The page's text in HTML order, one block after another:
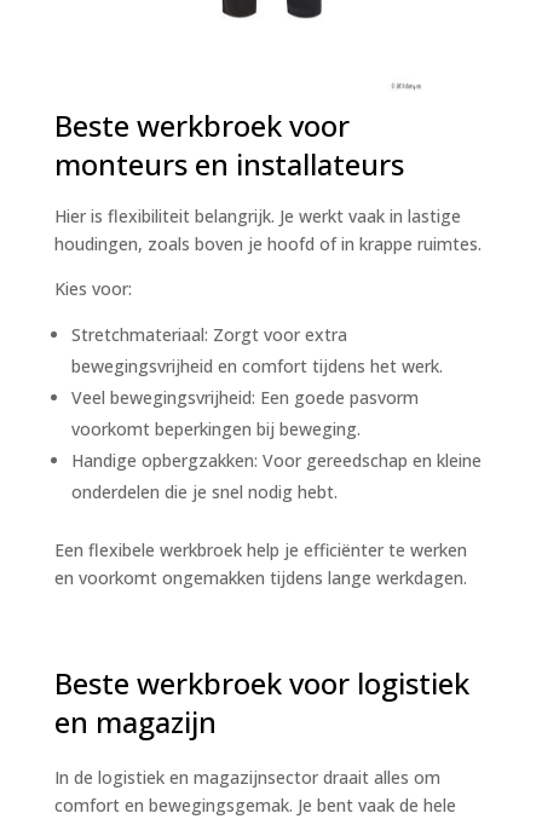
Beste werkbroek voor
monteurs en installateurs
Hier is flexibiliteit belangrijk. Je werkt vaak in lastige
houdingen, zoals boven je hoofd of in krappe ruimtes.
Kies voor:
Stretchmateriaal: Zorgt voor extra
bewegingsvrijheid en comfort tijdens het werk.
Veel bewegingsvrijheid: Een goede pasvorm
voorkomt beperkingen bij beweging.
Handige opbergzakken: Voor gereedschap en kleine
onderdelen die je snel nodig hebt.
Een flexibele werkbroek help je efficiënter te werken
en voorkomt ongemakken tijdens lange werkdagen.
Beste werkbroek voor logistiek
en magazijn
In de logistiek en magazijnsector draait alles om
comfort en bewegingsgemak. Je bent vaak de hele